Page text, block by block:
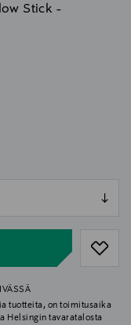
Stick -
tuotteita, on toimitusaika
Helsingin tavaratalosta